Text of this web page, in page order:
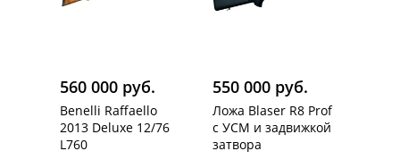
560 000 руб.
Benelli Raffaello
2013 Deluxe 12/76
L760
550 000 руб.
Ложа Blaser R8 Prof
с УСМ и задвижкой
затвора